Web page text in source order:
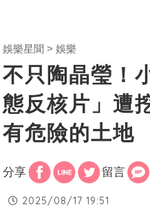
娛樂星聞 娛樂
不只陶晶瑩！
態反核片」遭
有危險的土地
分享 留言
2025/08/17 19:51